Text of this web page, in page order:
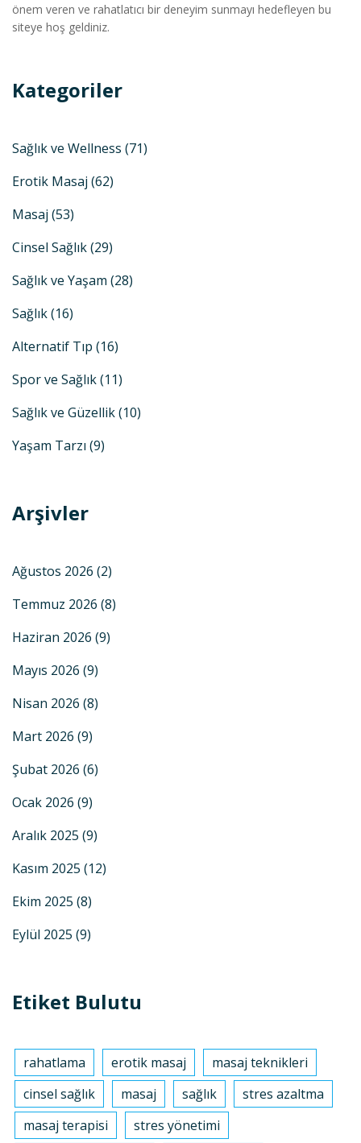
önem veren ve rahatlatıcı bir deneyim sunmayı hedefleyen bu
siteye hoş geldiniz.
Kategoriler
Sağlık ve Wellness (71)
Erotik Masaj (62)
Masaj (53)
Cinsel Sağlık(29)
Sağlık ve Yaşam (28)
Sağlık(16)
Alternatif Tıp (16)
Spor ve Sağlık(11)
Sağlık ve Güzellik(10)
Yaşam Tarzı (9)
Arşivler
Ağustos 2026 (2)
Temmuz 2026 (8)
Haziran 2026 (9)
Mayıs 2026 (9)
Nisan 2026 (8)
Mart 2026 (9)
Şubat 2026 (6)
Ocak 2026 (9)
Aralık 2025 (9)
Kasım 2025 (12)
Ekim 2025 (8)
Eylül 2025 (9)
Etiket Bulutu
rahatlama erotik masaj
masaj teknikleri
cinsel sağlık
masaj sağlık
stres azaltma
masaj terapisi
stres yönetimi